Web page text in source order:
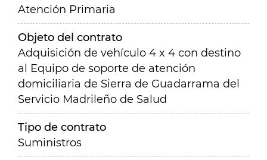
Atención Primaria
Objeto del contrato
Adquisición de vehículo 4 x 4 con destino
al Equipo de soporte de atención
domiciliaria de Sierra de Guadarrama del
Servicio Madrileño de Salud
Tipo de contrato
Suministros